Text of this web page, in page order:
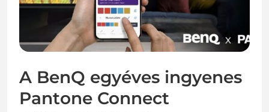
A BenQ egyéves ingyenes
Pantone Connect